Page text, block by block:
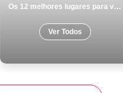
Os 12 melhores lugares para visitar em Braga
Ver Todos